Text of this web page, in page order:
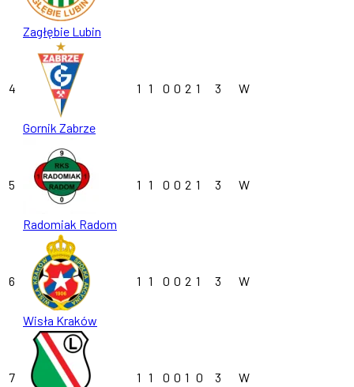
Zagłębie Lubin
4
Gornik Zabrze
1 1 0 0 2 1 3 W
5
Radomiak Radom
1 1 0 0 2 1 3 W
6
Wisła Kraków
1 1 0 0 2 1 3 W
7 1 1 0 0 1 0 3 W